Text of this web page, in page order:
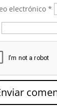
electrónico*